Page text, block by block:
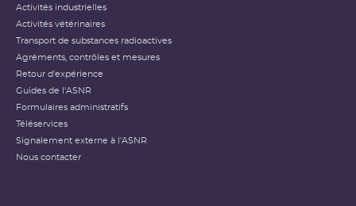
Activités industrielles
Activités vétérinaires
Transport de substances radioactives
Agréments, contrôles et mesures
Retour d'expérience
Guides de l'ASNR
Formulaires administratifs
Téléservices
Signalement externe à l'ASNR
Nous contacter